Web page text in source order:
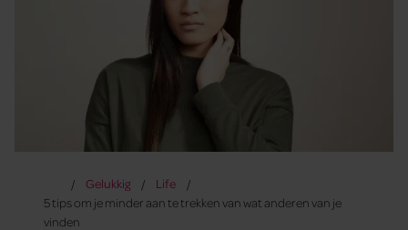
Gelukkig
Life
5 tips om je minder aan te trekken van wat anderen van je
vinden